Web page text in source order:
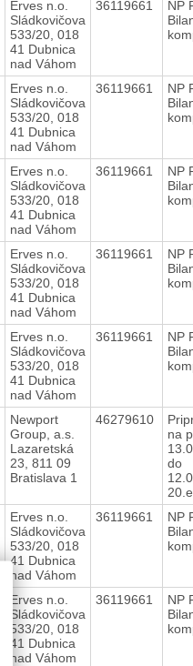
Erves n.o.
Sládkovičova
533/20, 018
41 Dubnica
nad Váhom
36119661
NP
Erves n.o.
Sládkovičova
533/20, 018
41 Dubnica
nad Váhom
36119661
NP
Erves n.o.
Sládkovičova
533/20, 018
41 Dubnica
nad Váhom
36119661
NP
Erves n.o.
Sládkovičova
533/20, 018
41 Dubnica
nad Váhom
36119661
NP
Erves n.o.
Sládkovičova
533/20, 018
41 Dubnica
nad Váhom
36119661
NP
Newport
Group, a.s.
Lazaretská
23, 811 09
Bratislava 1
46279610
na
do
Erves n.o.
Sládkovičova
533/20, 018
41 Dubnica
nad Váhom
36119661
NP
Erves n.o.
Sládkovičova
533/20, 018
41 Dubnica
nad Váhom
36119661
NP